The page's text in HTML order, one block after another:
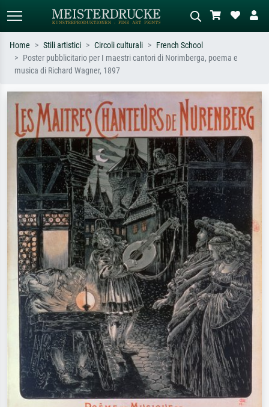
Ricerca standard
Monet, Notte stellata,
Impressionismo, onda di Hokusai,
nudo.
astratto con molto rosso, dipinto a
olio scuro, nudo in piedi vicino a un
albero.
Home Stili artistici Circoli culturali
French School
Poster pubblicitario per I maestri cantori di Norimberga, poema e
musica di Richard Wagner, 1897